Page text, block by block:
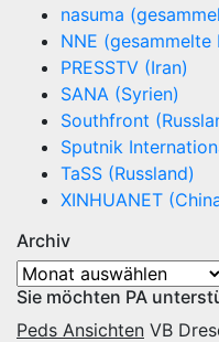
nasuma
NNE (gesammelte
PRESSTV (Iran)
SANA (Syrien)
Southfront
Sputnik
TaSS (Russland)
XINHUANET
Archiv
Archiv
Sie möchten PA
Peds Ansichten VB